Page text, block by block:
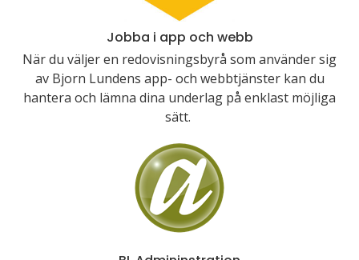
Jobba i app och webb
När du väljer en redovisningsbyrå som använder sig
av Bjorn Lundens app- och webbtjänster kan du
hantera och lämna dina underlag på enklast möjliga
sätt.